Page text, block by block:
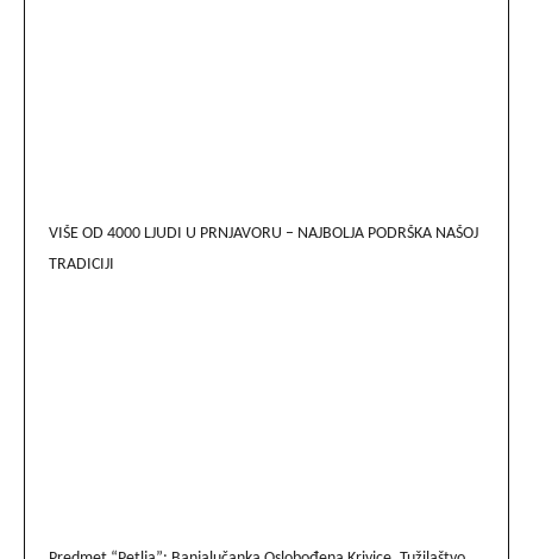
VIŠE OD 4000 LJUDI U PRNJAVORU – NAJBOLJA PODRŠKA NAŠOJ
TRADICIJI